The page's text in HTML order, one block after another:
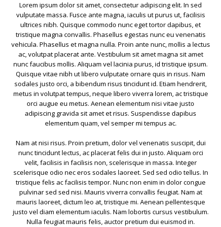
Lorem ipsum dolor sit amet, consectetur adipiscing elit. In sed
vulputate massa. Fusce ante magna, iaculis ut purus ut, facilisis
ultrices nibh. Quisque commodo nunc eget tortor dapibus, et
tristique magna convallis. Phasellus egestas nunc eu venenatis
vehicula. Phasellus et magna nulla. Proin ante nunc, mollis a lectus
ac, volutpat placerat ante. Vestibulum sit amet magna sit amet
nunc faucibus mollis. Aliquam vel lacinia purus, id tristique ipsum.
Quisque vitae nibh ut libero vulputate ornare quis in risus. Nam
sodales justo orci, a bibendum risus tincidunt id. Etiam hendrerit,
metus in volutpat tempus, neque libero viverra lorem, ac tristique
orci augue eu metus. Aenean elementum nisi vitae justo
adipiscing gravida sit amet et risus. Suspendisse dapibus
elementum quam, vel semper mi tempus ac.
Nam at nisi risus. Proin pretium, dolor vel venenatis suscipit, dui
nunc tincidunt lectus, ac placerat felis dui in justo. Aliquam orci
velit, facilisis in facilisis non, scelerisque in massa. Integer
scelerisque odio nec eros sodales laoreet. Sed sed odio tellus. In
tristique felis ac facilisis tempor. Nunc non enim in dolor congue
pulvinar sed sed nisi. Mauris viverra convallis feugiat. Nam at
mauris laoreet, dictum leo at, tristique mi. Aenean pellentesque
justo vel diam elementum iaculis. Nam lobortis cursus vestibulum.
Nulla feugiat mauris felis, auctor pretium dui euismod in.